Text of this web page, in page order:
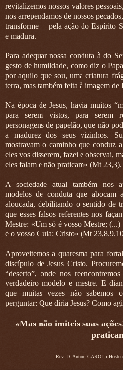
revitalizemos nossos valores
nos arrependamos de nossos
transforme —pela ação do Espírito
e madura.
Para adequar nossa conduta à do
gesto de humildade, como diz o
por aquilo que sou, uma criatura
terra, mas também feita à imagem de
Na época de Jesus, havia muitos
para serem vistos, para serem
personagens de papelão, que não
a madurez dos seus vizinhos.
mostravam o caminho que conduz
eles vos disserem, fazei e observai,
eles falam e não praticam» (Mt 23,3).
A sociedade atual também nos
modelos de conduta que abocam
aloucada, debilitando o sentido de
que esses falsos referentes nos
Mestre: «Um só é vosso Mestre;
é o vosso Guia: Cristo» (Mt
Aproveitemos a quaresma para
discípulo de Jesus Cristo.
“deserto”, onde nos
verdadeiro modelo e mestre. E
que muitas vezes não sabemos
perguntar: Que diria Jesus? Como
«Mas não imiteis suas
Rev. D. Antoni CAROL i